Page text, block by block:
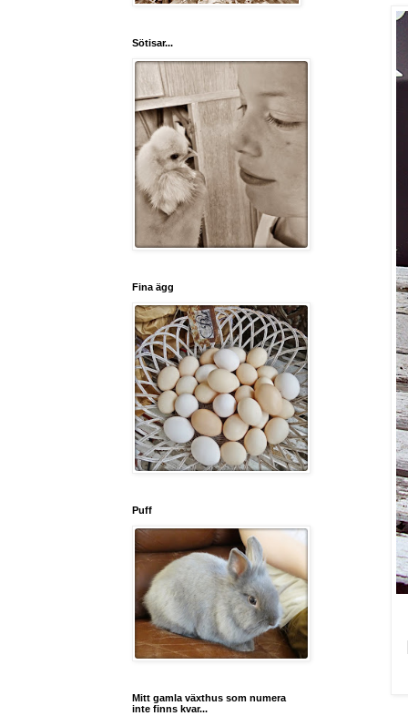
Sötisar...
Fina ägg
Puff
Mitt gamla växthus som numera
inte finns kvar...